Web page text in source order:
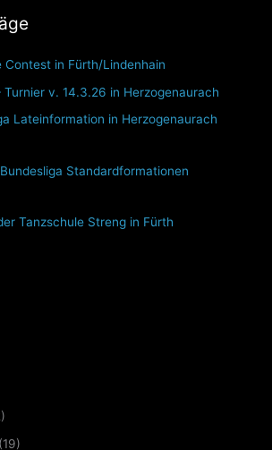
Contest in Fürth/Lindenhain
Turnier v. 14.3.26 in Herzogenaurach
Lateinformation in Herzogenaurach
Standardformationen
Tanzschule Streng in Fürth
(19)